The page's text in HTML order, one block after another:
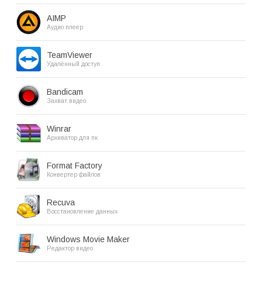
AIMP
Аудио плеер
TeamViewer
Удалённый доступ
Bandicam
Захват видео
Winrar
Архиватор для пк
Format Factory
Конвертер файлов
Recuva
Восстановление данных
Windows Movie Maker
Редактор видео